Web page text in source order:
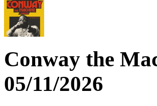
Conway the
05/11/2026